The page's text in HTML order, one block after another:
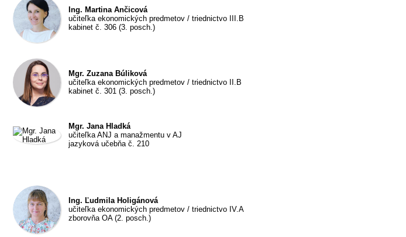
Ing. Martina Ančicová
učiteľka ekonomických predmetov / triednictvo III.B
kabinet č. 306 (3. posch.)
Mgr. Zuzana Búliková
učiteľka ekonomických predmetov / triednictvo II.B
kabinet č. 301 (3. posch.)
Mgr. Jana Hladká
učiteľka ANJ a manažmentu v AJ
jazyková učebňa č. 210
Ing. Ľudmila Holigánová
učiteľka ekonomických predmetov / triednictvo IV.A
zborovňa OA (2. posch.)